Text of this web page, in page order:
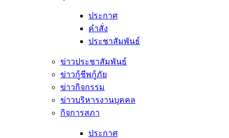
ประกาศ
คำสั่ง
ประชาสัมพันธ์
ข่าวประชาสัมพันธ์
ข่าวกู้ชีพกู้ภัย
ข่าวกิจกรรม
ข่าวบริหารงานบุคคล
กิจการสภา
ประกาศ